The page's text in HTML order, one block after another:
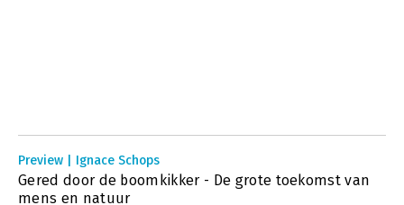
Preview | Ignace Schops
Gered door de boomkikker - De grote toekomst van
mens en natuur